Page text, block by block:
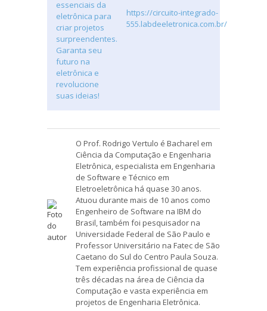
https://circuito-integrado-
555.labdeeletronica.com.br/
O Prof. Rodrigo Vertulo é Bacharel em
Ciência da Computação e Engenharia
Eletrônica, especialista em Engenharia
de Software e Técnico em
Eletroeletrônica há quase 30 anos.
Atuou durante mais de 10 anos como
Engenheiro de Software na IBM do
Brasil, também foi pesquisador na
Universidade Federal de São Paulo e
Professor Universitário na Fatec de São
Caetano do Sul do Centro Paula Souza.
Tem experiência profissional de quase
três décadas na área de Ciência da
Computação e vasta experiência em
projetos de Engenharia Eletrônica.